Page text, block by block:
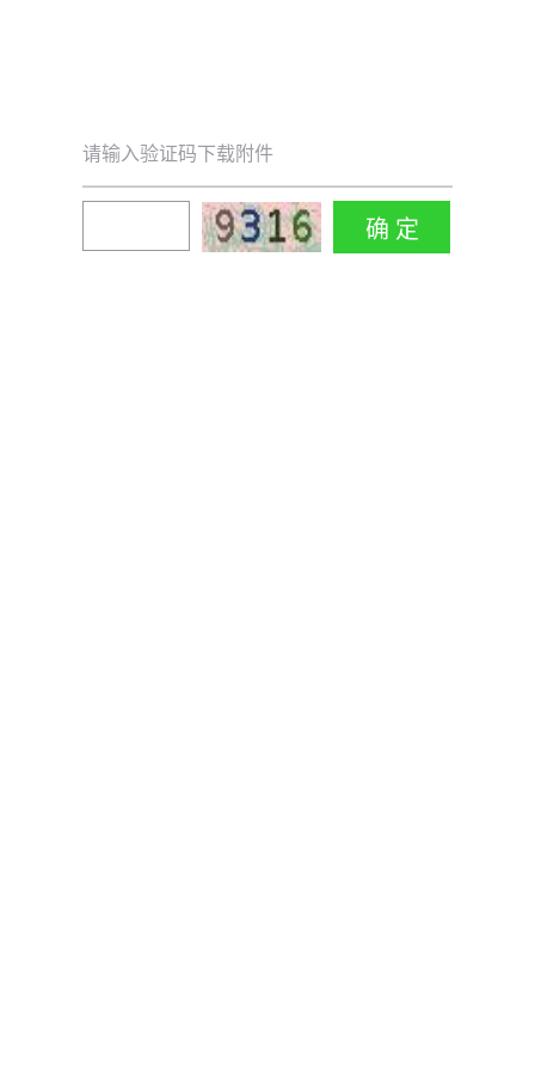
请输入验证码下载附件